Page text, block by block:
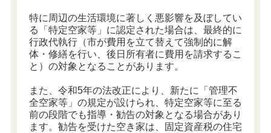
特に周辺の生活環境に著しく悪影響を及ぼしてい
る「特定空家等」に認定された場合は、最終的に
行政代執行（市が費用を立て替えて強制的に解
体・修繕を行い、後日所有者に費用を請求するこ
と）の対象となることがあります。
また、令和5年の法改正により、新たに「管理不
全空家等」の規定が設けられ、特定空家等に至る
前の段階でも指導・勧告の対象となる場合があり
ます。勧告を受けた空き家は、固定資産税の住宅